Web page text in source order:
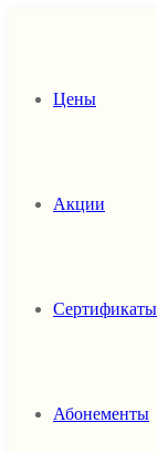
Цены
Акции
Сертификаты
Абонементы